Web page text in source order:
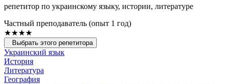
репетитор по украинскому языку, истории, литературе
Частный преподаватель (опыт 1 год)
★★★★
Выбрать этого репетитора
Украинский язык
История
Литература
География